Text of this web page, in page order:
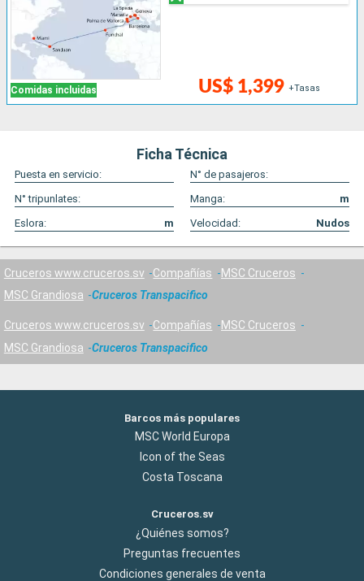
Comidas incluidas US$ 1,399 +Tasas
Ficha Técnica
Puesta en servicio:
N° de pasajeros:
N° tripunlates:
Manga:
m
Eslora:
m Velocidad: Nudos
Cruceros www.cruceros.sv Compañías
MSC Cruceros
MSC Grandiosa
Cruceros Transpacifico
Cruceros www.cruceros.sv Compañías
MSC Cruceros
MSC Grandiosa
Cruceros Transpacifico
Barcos más populares
MSC World Europa
Icon of the Seas
Costa Toscana
Cruceros.sv
¿Quiénes somos?
Preguntas frecuentes
Condiciones generales de venta